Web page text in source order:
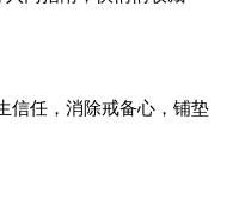
信任，消除戒备心，铺垫